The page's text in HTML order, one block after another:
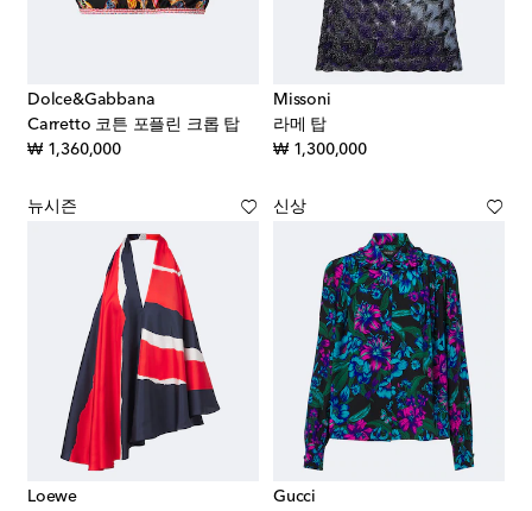
Dolce&Gabbana
Carretto 코튼 포플린 크롭 탑
₩ 1,360,000original price
Missoni
라메 탑
₩ 1,300,000original price
뉴시즌
Loewe
신상
Gucci